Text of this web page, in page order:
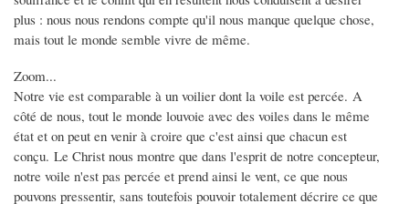
plus : nous nous rendons compte qu'il nous manque quelque chose,
mais tout le monde semble vivre de même.
Zoom...
Notre vie est comparable à un voilier dont la voile est percée. A
côté de nous, tout le monde louvoie avec des voiles dans le même
état et on peut en venir à croire que c'est ainsi que chacun est
conçu. Le Christ nous montre que dans l'esprit de notre concepteur,
notre voile n'est pas percée et prend ainsi le vent, ce que nous
pouvons pressentir, sans toutefois pouvoir totalement décrire ce que